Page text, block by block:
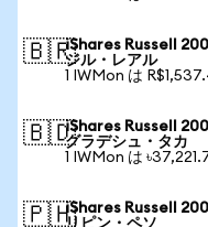
🇧🇷iShares Russell
ジル・レアル
1 IWMon は
🇧🇩iShares Russell
グラデシュ・タカ
1 IWMon は
🇵🇭iShares Russell
リピン・ペソ